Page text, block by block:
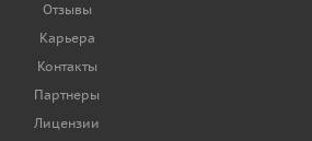
Отзывы
Карьера
Контакты
Партнеры
Лицензии